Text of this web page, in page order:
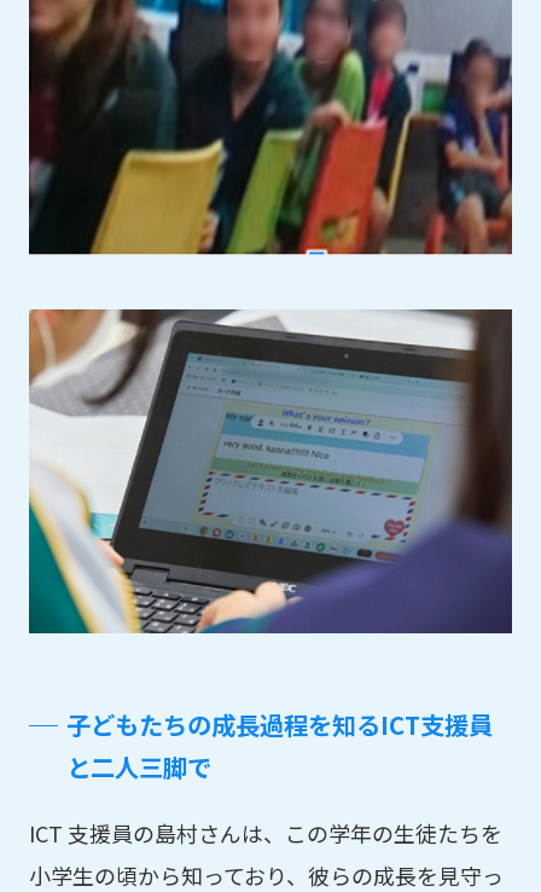
子どもたちの成長過程を知るICT支援員
と二人三脚で
ICT 支援員の島村さんは、この学年の生徒たちを
小学生の頃から知っており、彼らの成長を見守っ